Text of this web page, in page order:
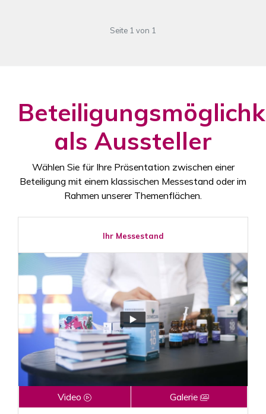
Seite 1 von 1
als Aussteller
Wählen Sie für Ihre Präsentation zwischen einer
Beteiligung mit einem klassischen Messestand oder im
Rahmen unserer Themenflächen.
Ihr Messestand
Video Galerie